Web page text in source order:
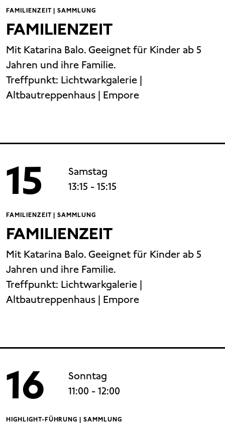
FAMILIENZEIT | SAMMLUNG
FAMILIENZEIT
Mit Katarina Balo. Geeignet für Kinder ab 5
Jahren und ihre Familie.
Treffpunkt: Lichtwarkgalerie |
Altbautreppenhaus | Empore
15
Samstag
13:15 - 15:15
FAMILIENZEIT | SAMMLUNG
FAMILIENZEIT
Mit Katarina Balo. Geeignet für Kinder ab 5
Jahren und ihre Familie.
Treffpunkt: Lichtwarkgalerie |
Altbautreppenhaus | Empore
16
Sonntag
11:00 - 12:00
HIGHLIGHT-FÜHRUNG | SAMMLUNG